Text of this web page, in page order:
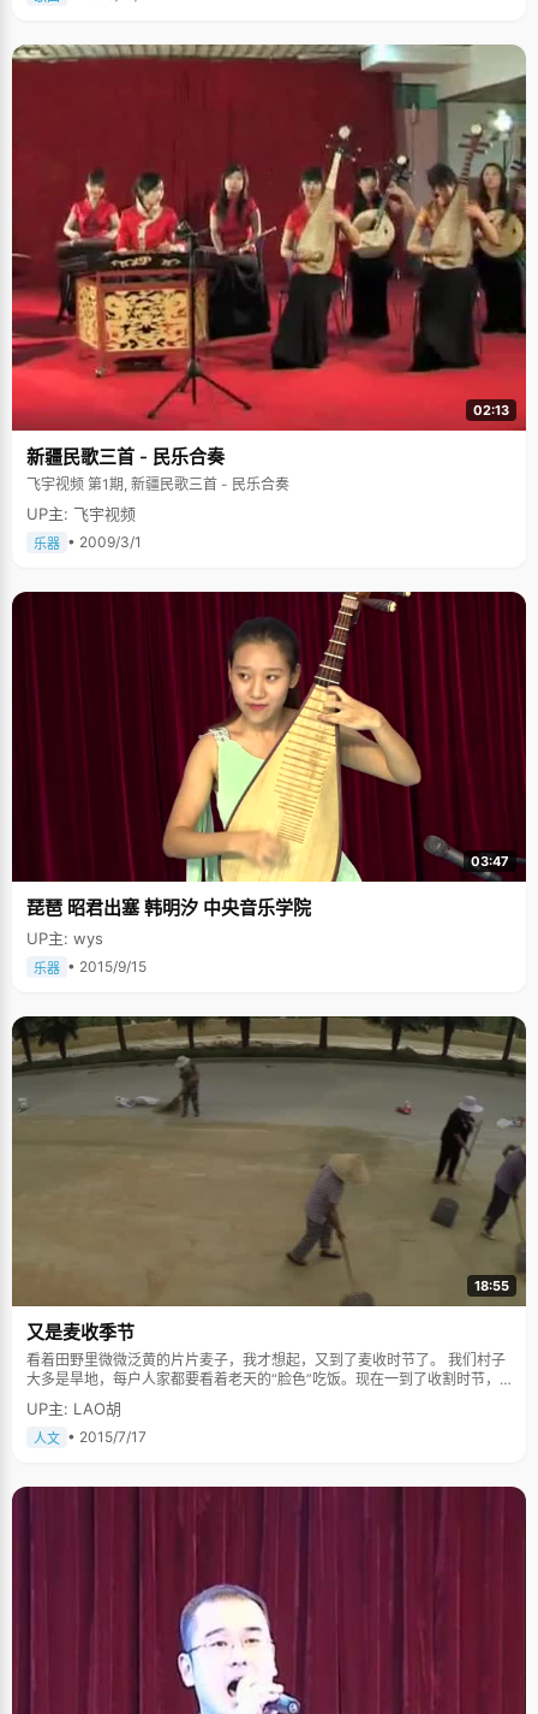
02:13
新疆民歌三首 - 民乐合奏
飞宇视频 第1期, 新疆民歌三首 - 民乐合奏
UP主: 飞宇视频
乐器 • 2009/3/1
03:47
琵琶 昭君出塞 韩明汐 中央音乐学院
UP主: wys
乐器 • 2015/9/15
18:55
又是麦收季节
看着田野里微微泛黄的片片麦子，我才想起，又到了麦收时节了。 我们村子
大多是旱地，每户人家都要看着老天的“脸色”吃饭。现在一到了收割时节，
机械化的收割机独揽了一切，直接把麦子拉回家只管晒晒就可以了，省去了
以前割麦、碾场、扬麦等烦琐的环节，一切都成了简洁方便的快节奏。 我不
由地想起了儿时的麦收季节，气氛繁忙而紧张，内容丰富而多彩。 记得每到
也多，当然劳力也多。每人占一小块，不到一个时辰，就会放倒一大片的麦
水还没来得及滴落到地面，瞬间就仿佛被蒸发得无影踪了。耳边，是知了歇
斯底里的聒噪。镰刀如银蛇一般地在麦丛间游来游去，迎面扑来阵阵热浪。
此时，心里只盼着早点放倒所有的麦子。酷热，咬个牙倒还能挺过去，最让
人难以忍受地就是脚踝跟手臂上，那被麦茬麦芒划破的地方，汗水浸润后，
钻心地刺痛。看看父母叔叔他们，依然都在俯下身子挥动着镰刀。等到好不
容易割完，然后便用架子车一车一车地把麦子拉到麦场，摊开，暴晒，碾
UP主: LAO胡
人文 • 2015/7/17